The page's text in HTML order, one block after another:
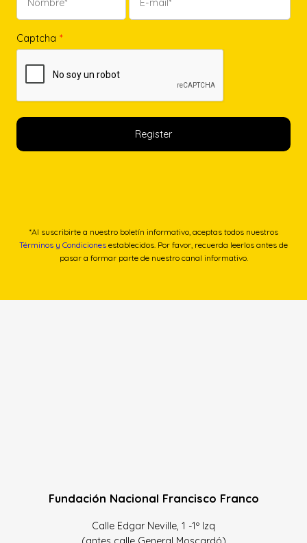
Captcha *
*Al suscribirte a nuestro boletín informativo, aceptas todos nuestros
Términos y Condiciones establecidos. Por favor, recuerda leerlos antes de
pasar a formar parte de nuestro canal informativo.
Fundación Nacional Francisco Franco
Calle Edgar Neville, 1 -1º Izq